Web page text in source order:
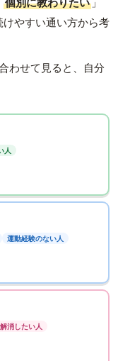
個別に教わりたい 」
けやすい通い方から考
わせて見ると、自分
人
運動経験のない人
消したい人